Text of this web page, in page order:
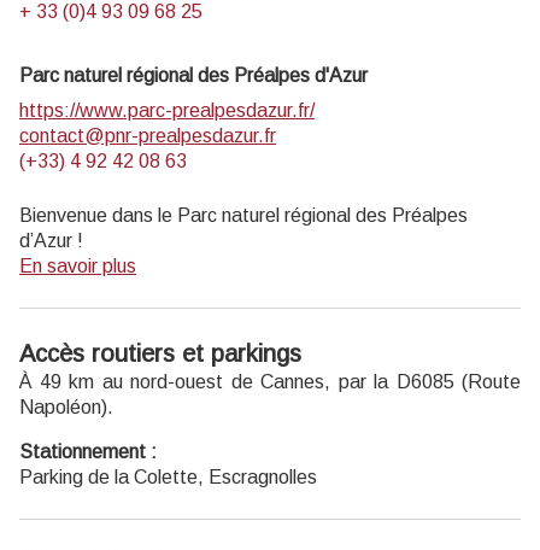
+ 33 (0)4 93 09 68 25
Parc naturel régional des Préalpes d'Azur
https://www.parc-prealpesdazur.fr/
contact@pnr-prealpesdazur.fr
(+33) 4 92 42 08 63
Bienvenue dans le Parc naturel régional des Préalpes
d’Azur !
Découvrez la richesse unique de la géologie, de la faune et
différents itinéraires de cheminsdesparcs.
Profitez d’autresactivités natureproposées dans le Parc.
Recevez la
En savoir plus
Accès routiers et parkings
À 49 km au nord-ouest de Cannes, par la D6085 (Route
Napoléon).
Stationnement :
Parking de la Colette, Escragnolles